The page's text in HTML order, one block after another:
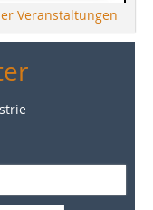
Veranstaltungen